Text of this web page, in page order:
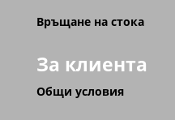
Връщане на стока
За клиента
Общи условия